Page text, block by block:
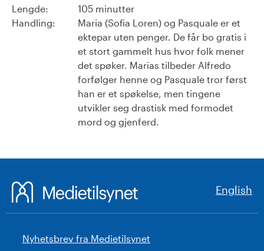
Lengde:
105 minutter
Handling:
Maria (Sofia Loren) og Pasquale er et
ektepar uten penger. De får bo gratis i
et stort gammelt hus hvor folk mener
det spøker. Marias tilbeder Alfredo
forfølger henne og Pasquale tror først
han er et spøkelse, men tingene
utvikler seg drastisk med formodet
mord og gjenferd.
English
Nyhetsbrev fra Medietilsynet